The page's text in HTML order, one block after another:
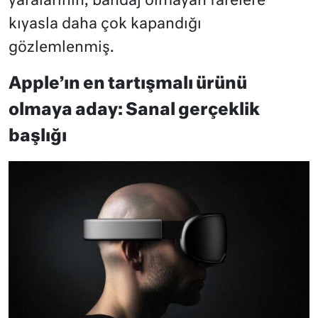
kıyasla daha çok kapandığı
gözlemlenmiş.
Apple’ın en tartışmalı ürünü
olmaya aday: Sanal gerçeklik
başlığı